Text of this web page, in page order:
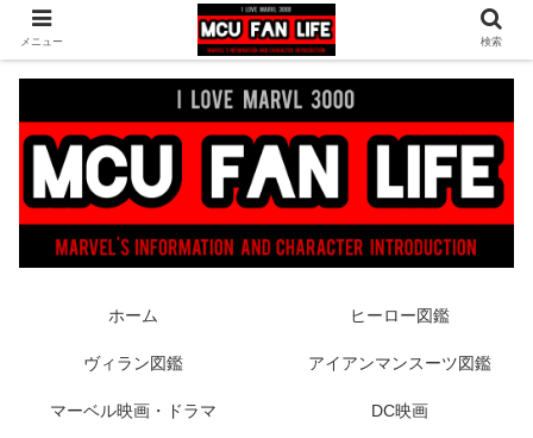
ヒーロー映画やコミック、フィギュアなどマーベル最新情報をお届け！時々
DCもあり！
ホーム ヒーロー図鑑
ヴィラン図鑑 アイアンマンスーツ図鑑
マーベル映画・ドラマ DC映画
メニュー 検索